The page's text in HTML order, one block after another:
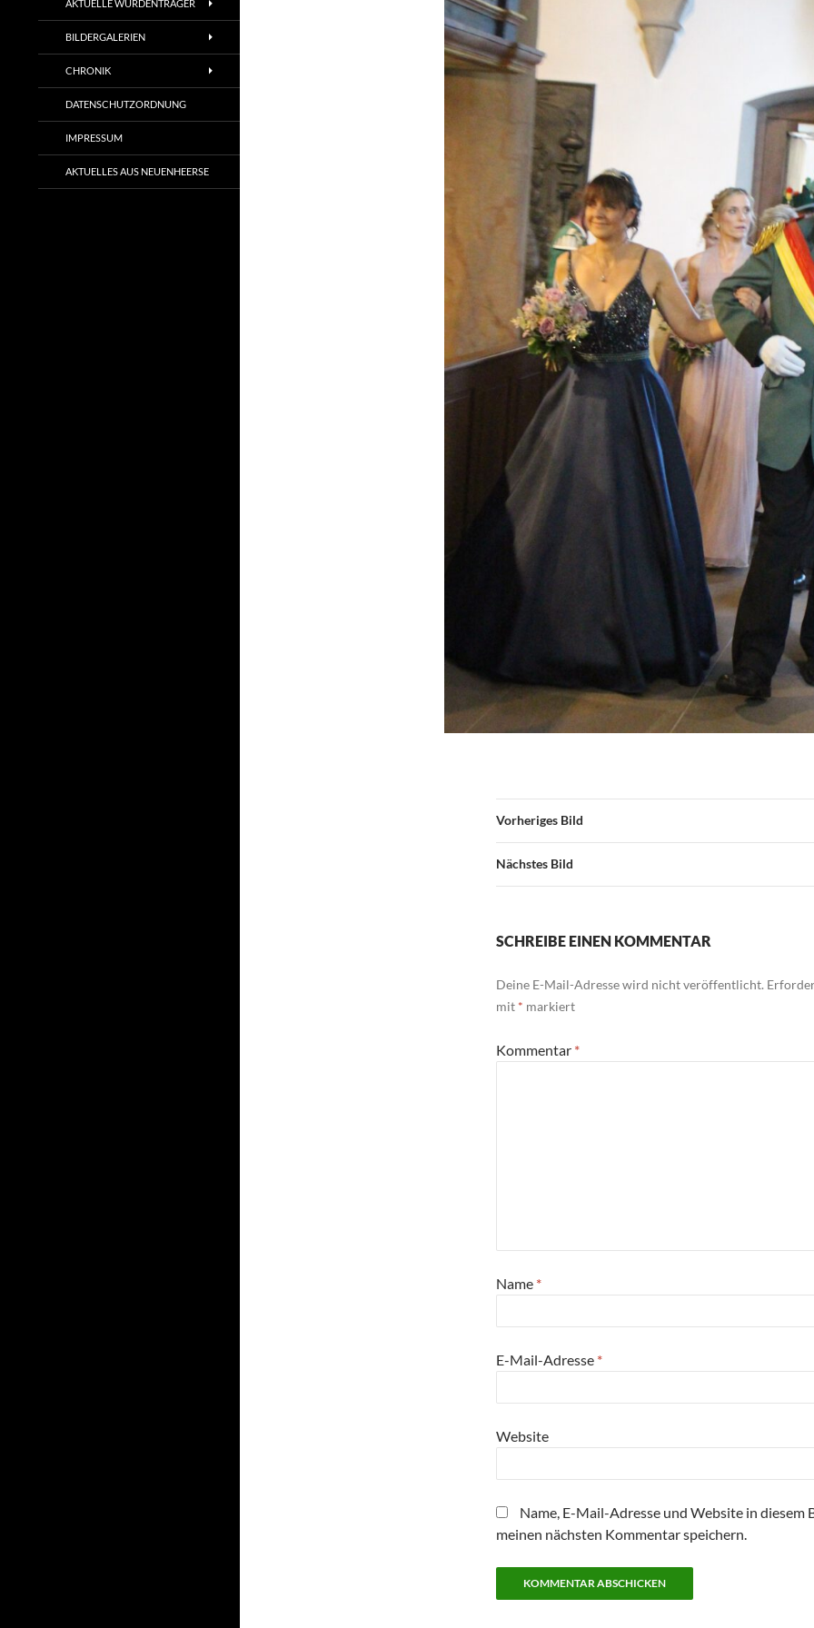
Vorheriges Bild
Nächstes Bild
SCHREIBE EINEN KOMMENTAR
Deine E-Mail-Adresse wird nicht veröffentlicht.
mit * markiert
Kommentar *
Name *
E-Mail-Adresse *
Website
Name, E-Mail-Adresse und Website in diesem
meinen nächsten Kommentar speichern.
AKTUELLE WÜRDENTRÄGER
BILDERGALERIEN
CHRONIK
DATENSCHUTZORDNUNG
IMPRESSUM
AKTUELLES AUS NEUENHEERSE